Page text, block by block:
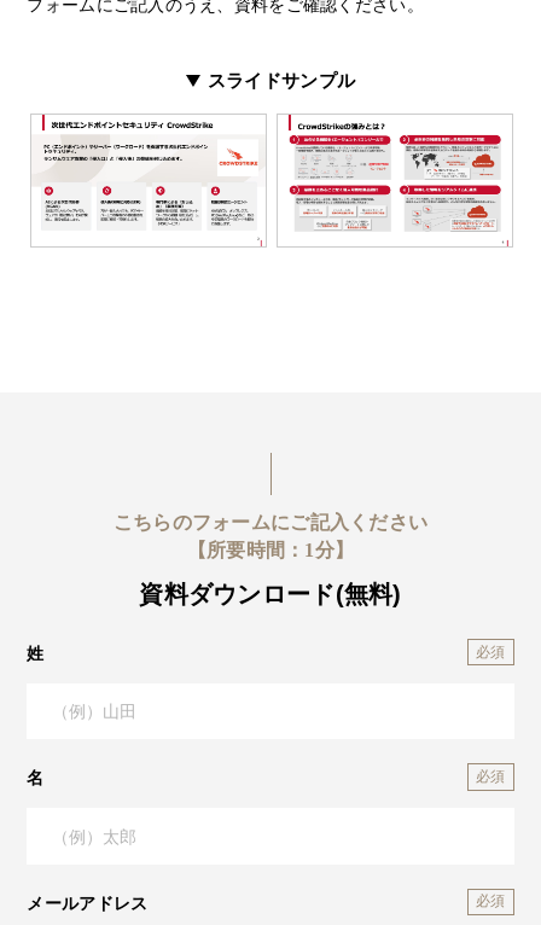
フォームにご記入のうえ、資料をご確認ください。
スライドサンプル
こちらのフォームにご記入ください
【所要時間：1分】
資料ダウンロード(無料)
姓
名
メールアドレス